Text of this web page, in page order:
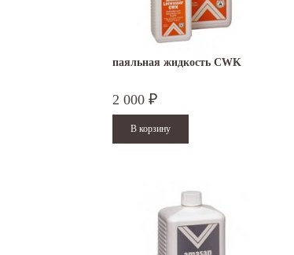
паяльная жидкость CWK
2 000 ₽